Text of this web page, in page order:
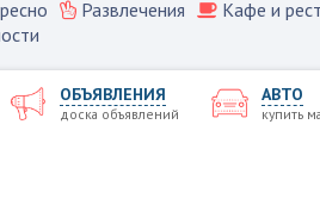
Развлечения Кафе и
ОБЪЯВЛЕНИЯ
доска объявлений
АВТО
купить